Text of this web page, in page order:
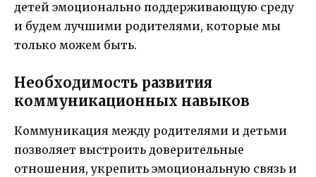
детей эмоционально поддерживающую среду
и будем лучшими родителями, которые мы
только можем быть.
Необходимость развития
коммуникационных навыков
Коммуникация между родителями и детьми
позволяет выстроить доверительные
отношения, укрепить эмоциональную связь и